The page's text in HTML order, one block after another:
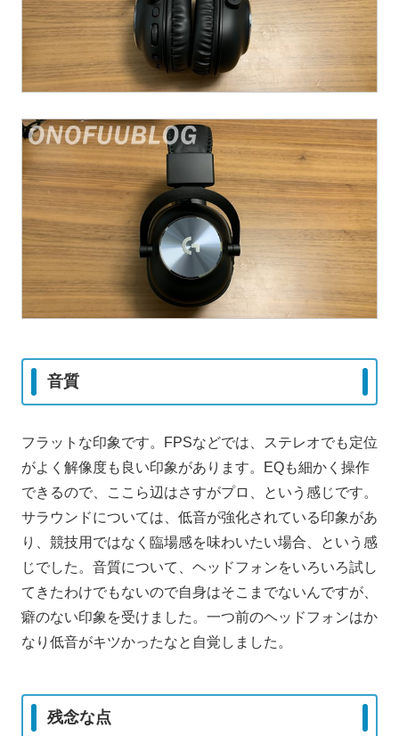
音質
フラットな印象です。FPSなどでは、ステレオでも定位
がよく解像度も良い印象があります。EQも細かく操作
できるので、ここら辺はさすがプロ、という感じです。
サラウンドについては、低音が強化されている印象があ
り、競技用ではなく臨場感を味わいたい場合、という感
じでした。音質について、ヘッドフォンをいろいろ試し
てきたわけでもないので自身はそこまでないんですが、
癖のない印象を受けました。一つ前のヘッドフォンはか
なり低音がキツかったなと自覚しました。
残念な点